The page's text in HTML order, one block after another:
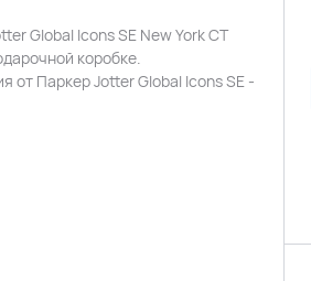
Global Icons SE New York CT
коробке.
от Паркер Jotter Global Icons SE -